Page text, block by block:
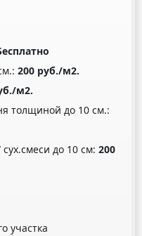
200 руб./м2.
м2.
толщиной до 10 см.:
до 10 см:200
участка